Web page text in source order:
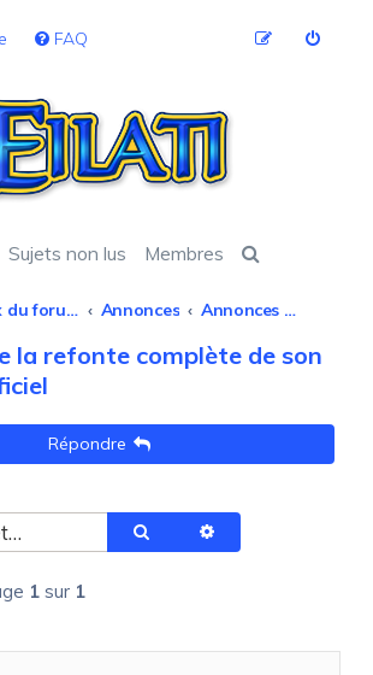
FAQ
Sujets non lus Membres
Index du forum Annonces Annonces officielles
la refonte complète de son
Répondre
Rechercher
1 sur 1